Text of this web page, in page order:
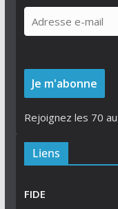
d
e
e
-
a
Je m'abonne
Rejoignez les 70
Liens
FIDE